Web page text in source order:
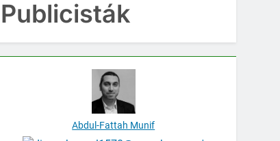
Publicisták
Abdul-Fattah Munif